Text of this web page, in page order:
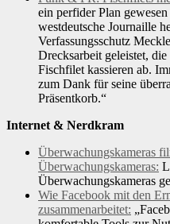
ein perfider Plan
westdeutsche Journaille
Verfassungsschutz
Drecksarbeit geleistet,
Fischfilet kassieren ab.
zum Dank für seine
Präsentkorb.“
Internet & Nerdkram
Überwachungskameras
Überwachungskameras:
Überwachungskameras
Wie Facebook mit den
zusammenarbeitet: